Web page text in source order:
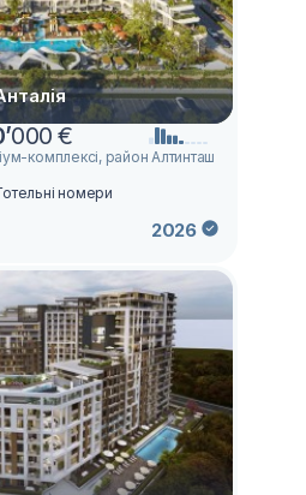
’000 €
комплексі, район Алтинташ
номери
2026